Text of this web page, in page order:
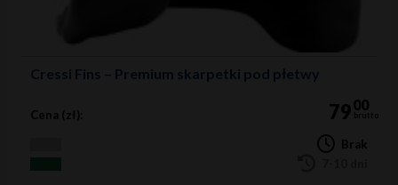
Cressi Fins – Premium skarpetki pod płetwy
Cena (zł): 7900
brutto
Brak